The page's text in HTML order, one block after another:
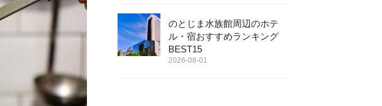
のとじま水族館周辺のホテ
ル・宿おすすめランキング
BEST15
2026-08-01